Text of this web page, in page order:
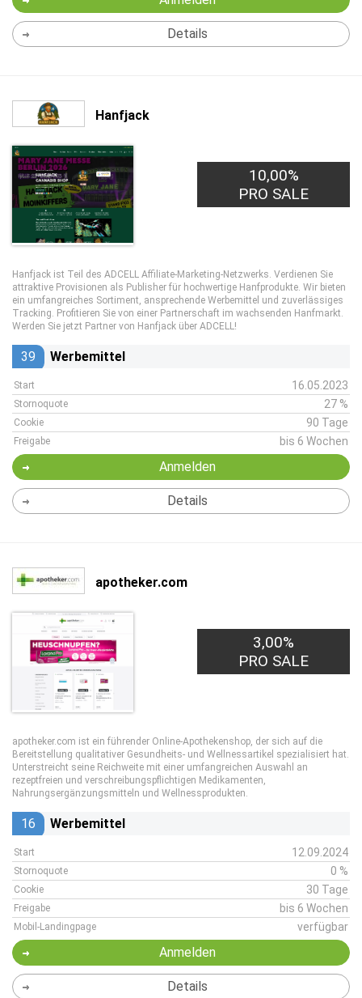
Details
Hanfjack
10,00%
PRO SALE
Hanfjack ist Teil des ADCELL Affiliate-Marketing-Netzwerks. Verdienen Sie
attraktive Provisionen als Publisher für hochwertige Hanfprodukte. Wir bieten
ein umfangreiches Sortiment, ansprechende Werbemittel und zuverlässiges
Tracking. Profitieren Sie von einer Partnerschaft im wachsenden Hanfmarkt.
Werden Sie jetzt Partner von Hanfjack über ADCELL!
39 Werbemittel
Start 16.05.2023
Stornoquote 27 %
Cookie 90 Tage
Freigabe bis 6 Wochen
Anmelden
Details
apotheker.com
3,00%
PRO SALE
apotheker.com ist ein führender Online-Apothekenshop, der sich auf die
Bereitstellung qualitativer Gesundheits- und Wellnessartikel spezialisiert hat.
Unterstreicht seine Reichweite mit einer umfangreichen Auswahl an
rezeptfreien und verschreibungspflichtigen Medikamenten,
Nahrungsergänzungsmitteln und Wellnessprodukten.
16 Werbemittel
Start 12.09.2024
Stornoquote 0 %
Cookie 30 Tage
Freigabe bis 6 Wochen
Mobil-Landingpage verfügbar
Anmelden
Details